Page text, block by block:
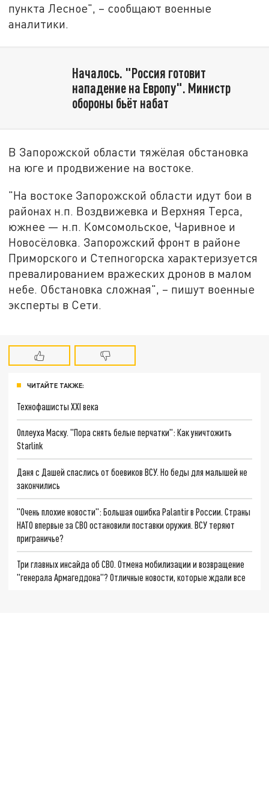
пункта Лесное", – сообщают военные
аналитики.
Началось. "Россия готовит
нападение на Европу". Министр
обороны бьёт набат
В Запорожской области тяжёлая обстановка
на юге и продвижение на востоке.
"На востоке Запорожской области идут бои в
районах н.п. Воздвижевка и Верхняя Терса,
южнее — н.п. Комсомольское, Чаривное и
Новосёловка. Запорожский фронт в районе
Приморского и Степногорска характеризуется
превалированием вражеских дронов в малом
небе. Обстановка сложная", – пишут военные
эксперты в Сети.
ЧИТАЙТЕ ТАКЖЕ:
Технофашисты XXI века
Оплеуха Маску. "Пора снять белые перчатки": Как уничтожить
Starlink
Даня с Дашей спаслись от боевиков ВСУ. Но беды для малышей не
закончились
"Очень плохие новости": Большая ошибка Palantir в России. Страны
НАТО впервые за СВО остановили поставки оружия. ВСУ теряют
приграничье?
Три главных инсайда об СВО. Отмена мобилизации и возвращение
"генерала Армагеддона"? Отличные новости, которые ждали все